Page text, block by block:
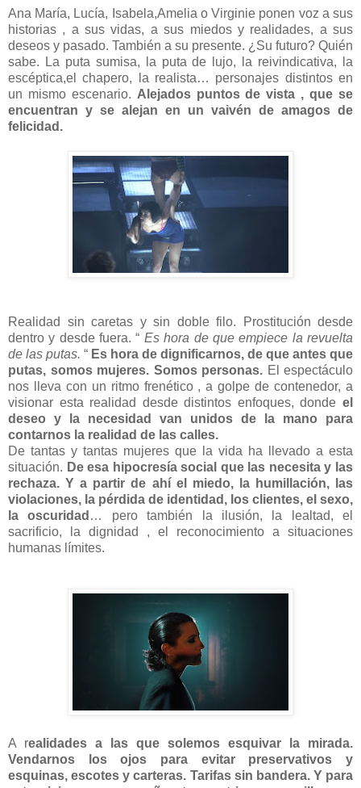
Ana María, Lucía, Isabela,Amelia o Virginie ponen voz a sus
historias , a sus vidas, a sus miedos y realidades, a sus
deseos y pasado. También a su presente. ¿Su futuro? Quién
sabe. La puta sumisa, la puta de lujo, la reivindicativa, la
escéptica,el chapero, la realista… personajes distintos en
un mismo escenario. Alejados puntos de vista , que se
encuentran y se alejan en un vaivén de amagos de
felicidad.
Realidad sin caretas y sin doble filo. Prostitución desde
dentro y desde fuera. “ Es hora de que empiece la revuelta
de las putas. “ Es hora de dignificarnos, de que antes que
putas, somos mujeres. Somos personas. El espectáculo
nos lleva con un ritmo frenético , a golpe de contenedor, a
visionar esta realidad desde distintos enfoques, donde el
deseo y la necesidad van unidos de la mano para
contarnos la realidad de las calles.
De tantas y tantas mujeres que la vida ha llevado a esta
situación. De esa hipocresía social que las necesita y las
rechaza. Y a partir de ahí el miedo, la humillación, las
violaciones, la pérdida de identidad, los clientes, el sexo,
la oscuridad … pero también la ilusión, la lealtad, el
sacrificio, la dignidad , el reconocimiento a situaciones
humanas límites.
A realidades a las que solemos esquivar la mirada.
Vendarnos los ojos para evitar preservativos y
esquinas, escotes y carteras. Tarifas sin bandera. Y para